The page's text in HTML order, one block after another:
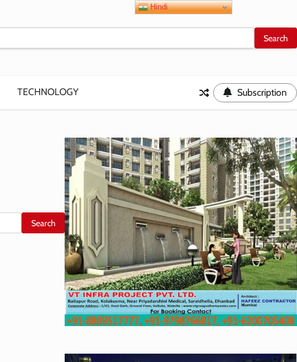
TECHNOLOGY Subscription
Hindi